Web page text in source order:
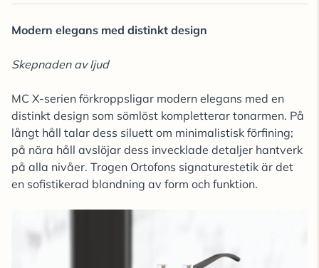
Modern elegans med distinkt design
Skepnaden av ljud
MC X-serien förkroppsligar modern elegans med en
distinkt design som sömlöst kompletterar tonarmen. På
långt håll talar dess siluett om minimalistisk förfining;
på nära håll avslöjar dess invecklade detaljer hantverk
på alla nivåer. Trogen Ortofons signaturestetik är det
en sofistikerad blandning av form och funktion.